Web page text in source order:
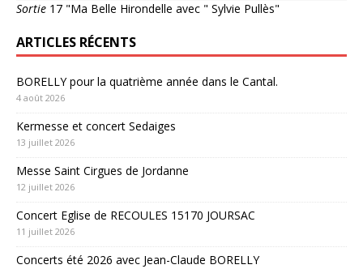
Sortie 17 "Ma Belle Hirondelle avec " Sylvie Pullès"
ARTICLES RÉCENTS
BORELLY pour la quatrième année dans le Cantal.
4 août 2026
Kermesse et concert Sedaiges
13 juillet 2026
Messe Saint Cirgues de Jordanne
12 juillet 2026
Concert Eglise de RECOULES 15170 JOURSAC
11 juillet 2026
Concerts été 2026 avec Jean-Claude BORELLY